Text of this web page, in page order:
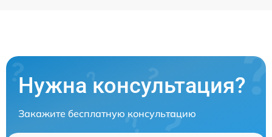
Нужна консультация?
Закажите бесплатную консультацию